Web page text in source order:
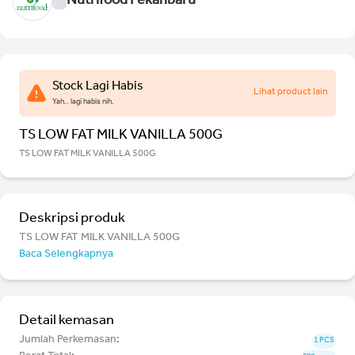
Stock Lagi Habis
Yah.. lagi habis nih.
Lihat product lain
TS LOW FAT MILK VANILLA 500G
TS LOW FAT MILK VANILLA 500G
Deskripsi produk
TS LOW FAT MILK VANILLA 500G
Baca Selengkapnya
Detail kemasan
Jumlah Perkemasan: 1 PCS